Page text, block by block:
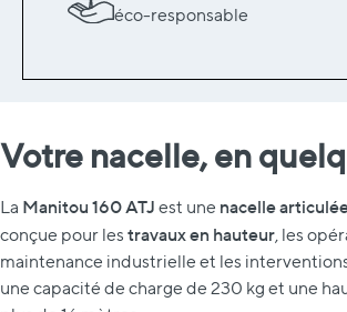
éco-responsable
Votre nacelle, en
La Manitou 160 ATJ est une nacelle
conçue pour les travaux en hauteur, les
maintenance industrielle et les
une capacité de charge de 230 kg et une